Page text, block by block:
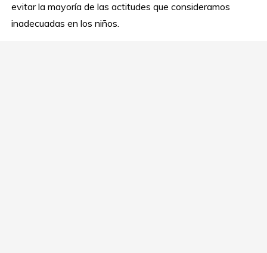
evitar la mayoría de las actitudes que consideramos
inadecuadas en los niños.